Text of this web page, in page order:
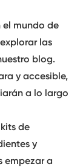
el mundo de
las
blog.
y accesible,
a lo largo
de
y
empezar a